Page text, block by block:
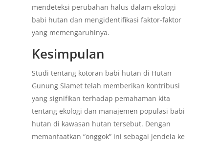
mendeteksi perubahan halus dalam ekologi
babi hutan dan mengidentifikasi faktor-faktor
yang memengaruhinya.
Kesimpulan
Studi tentang kotoran babi hutan di Hutan
Gunung Slamet telah memberikan kontribusi
yang signifikan terhadap pemahaman kita
tentang ekologi dan manajemen populasi babi
hutan di kawasan hutan tersebut. Dengan
memanfaatkan “onggok” ini sebagai jendela ke